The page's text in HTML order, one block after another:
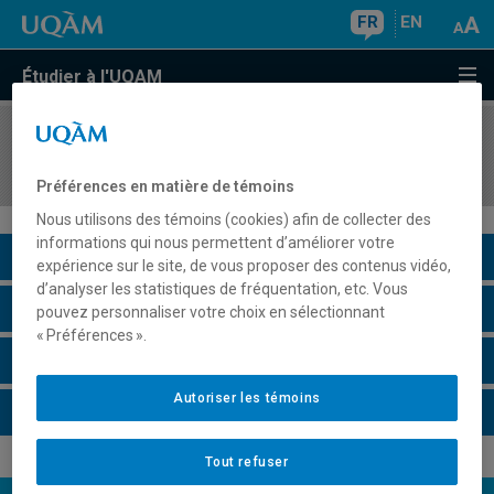
FR EN
Étudier à l'UQAM
COURS//
Description du cours
Horaire - Été 2026
Préférences en matière de témoins
Nous utilisons des témoins (cookies) afin de collecter des
informations qui nous permettent d’améliorer votre
expérience sur le site, de vous proposer des contenus vidéo,
d’analyser les statistiques de fréquentation, etc. Vous
pouvez personnaliser votre choix en sélectionnant
« Préférences ».
Tout refuser
Autoriser les témoins